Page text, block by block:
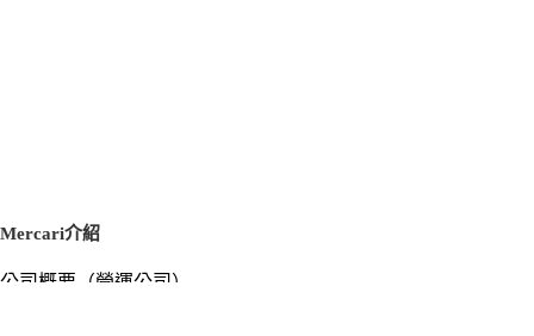
Mercari介紹
公司概要（營運公司）